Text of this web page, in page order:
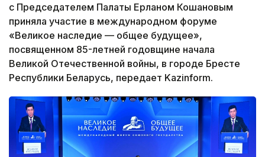
с Председателем Палаты Ерланом Кошановым
приняла участие в международном форуме
«Великое наследие — общее будущее»,
посвященном 85-летней годовщине начала
Великой Отечественной войны, в городе Бресте
Республики Беларусь, передает Kazinform.